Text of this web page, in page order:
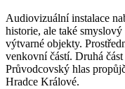
Audiovizuální instalace
historie, ale také
výtvarné objekty.
venkovní částí. Druhá
Průvodcovský hlas
Hradce Králové.